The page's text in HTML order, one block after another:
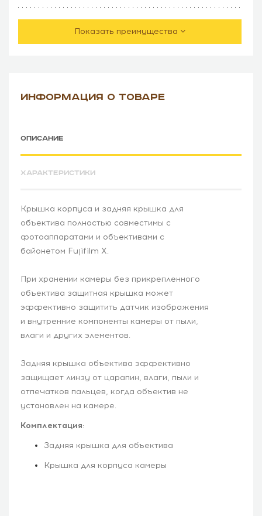
Показать преимущества
ИНФОРМАЦИЯ О ТОВАРЕ
ОПИСАНИЕ
ХАРАКТЕРИСТИКИ
Крышка корпуса и задняя крышка для
объектива полностью совместимы с
фотоаппаратами и объективами с
байонетом Fujifilm X.
При хранении камеры без прикрепленного
объектива защитная крышка может
эффективно защитить датчик изображения
и внутренние компоненты камеры от пыли,
влаги и других элементов.
Задняя крышка объектива эффективно
защищает линзу от царапин, влаги, пыли и
отпечатков пальцев, когда объектив не
установлен на камере.
Комплектация:
Задняя крышка для объектива
Крышка для корпуса камеры